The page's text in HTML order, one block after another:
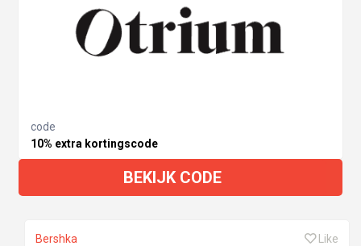
code
10% extra kortingscode
BEKIJK CODE
Bershka Like